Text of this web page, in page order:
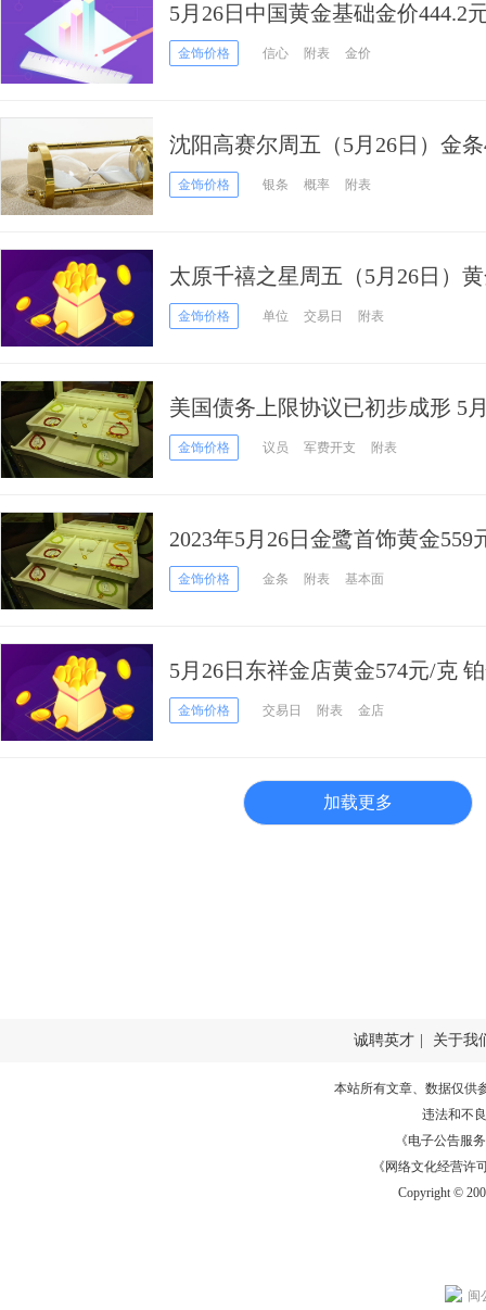
5月26日中国黄金基础金价444.2
金饰价格 信心 附表 金价
沈阳高赛尔周五（5月26日）金
金饰价格 银条 概率 附表
太原千禧之星周五（5月26日）
金饰价格 单位 交易日 附表
美国债务上限协议已初步成形 5
元/克
金饰价格 议员 军费开支 附表
2023年5月26日金鹭首饰黄金559
金饰价格 金条 附表 基本面
5月26日东祥金店黄金574元/克
金饰价格 交易日 附表 金店
加载更多
诚聘英才 关于我
本站所有文章、数据仅供
违法和不
《电子公告服务
《网络文化经营许
Copyright ©
闽